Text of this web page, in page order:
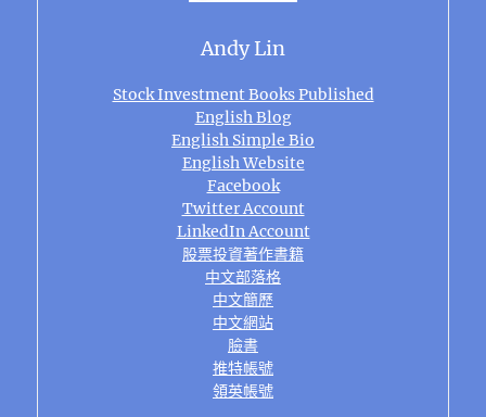
Andy Lin
Stock Investment Books Published
English Blog
English Simple Bio
English Website
Facebook
Twitter Account
LinkedIn Account
股票投資著作書籍
中文部落格
中文簡歷
中文網站
臉書
推特帳號
領英帳號